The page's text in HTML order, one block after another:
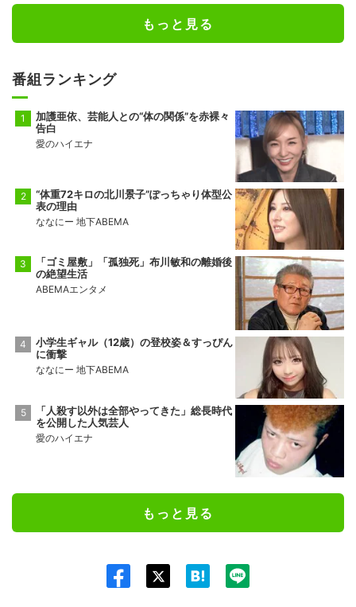
もっと見る
番組ランキング
加護亜依、芸能人との“体の関係”を赤裸々
告白
愛のハイエナ
“体重72キロの北川景子”ぽっちゃり体型公
表の理由
ななにー 地下ABEMA
「ゴミ屋敷」「孤独死」布川敏和の離婚後
の絶望生活
ABEMAエンタメ
小学生ギャル（12歳）の登校姿＆すっぴん
に衝撃
ななにー 地下ABEMA
「人殺す以外は全部やってきた」総長時代
を公開した人気芸人
愛のハイエナ
もっと見る